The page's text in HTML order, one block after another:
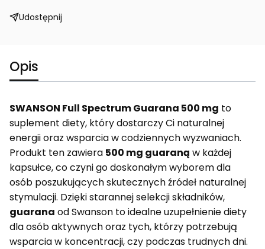
Udostępnij
Opis
SWANSON Full Spectrum Guarana 500 mg to
suplement diety, który dostarczy Ci naturalnej
energii oraz wsparcia w codziennych wyzwaniach.
Produkt ten zawiera 500 mg guaraną w każdej
kapsułce, co czyni go doskonałym wyborem dla
osób poszukujących skutecznych źródeł naturalnej
stymulacji. Dzięki starannej selekcji składników,
guarana od Swanson to idealne uzupełnienie diety
dla osób aktywnych oraz tych, którzy potrzebują
wsparcia w koncentracji, czy podczas trudnych dni.